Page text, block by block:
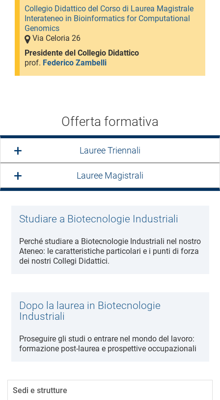
Collegio Didattico del Corso di Laurea Magistrale
Interateneo in Bioinformatics for Computational
Genomics
Via Celoria 26
Presidente del Collegio Didattico
prof. Federico Zambelli
Offerta formativa
Lauree Triennali
Lauree Magistrali
Studiare a Biotecnologie Industriali
Perché studiare a Biotecnologie Industriali nel nostro
Ateneo: le caratteristiche particolari e i punti di forza
dei nostri Collegi Didattici.
Dopo la laurea in Biotecnologie
Industriali
Proseguire gli studi o entrare nel mondo del lavoro:
formazione post-laurea e prospettive occupazionali
Sedi e strutture